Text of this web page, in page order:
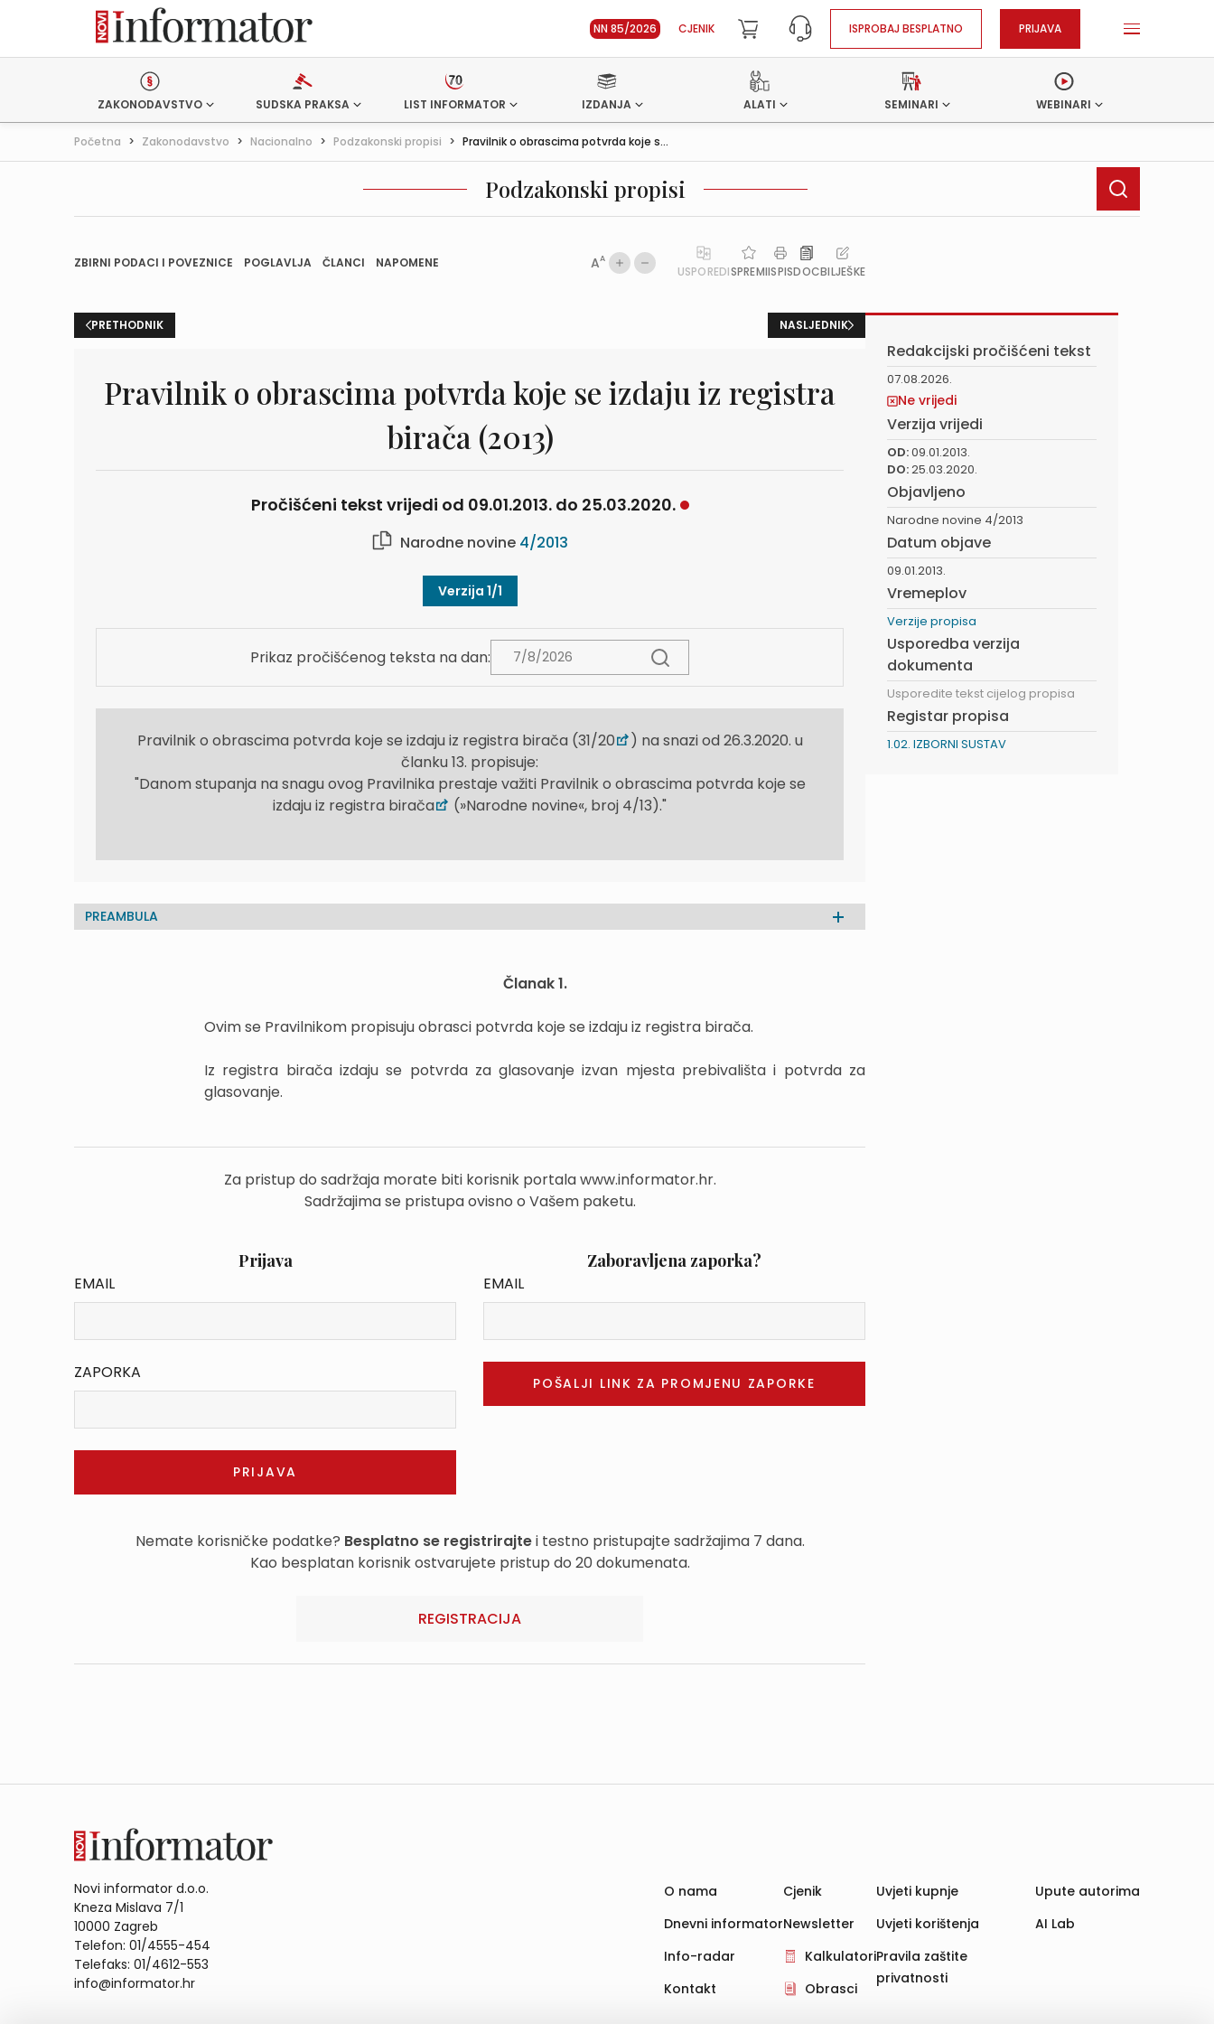
NN 85/2026 CJENIK ISPROBAJ BESPLATNO PRIJAVA
ZAKONODAVSTVO SUDSKA PRAKSA LIST INFORMATOR IZDANJA ALATI SEMINARI WEBINARI
Početna > Zakonodavstvo > Nacionalno > Podzakonski propisi > Pravilnik o obrascima potvrda koje s...
Podzakonski propisi
ZBIRNI PODACI I POVEZNICE POGLAVLJA ČLANCI NAPOMENE AA
USPOREDISPREMIISPISDOCBILJEŠKE
PRETHODNIK NASLJEDNIK
Pravilnik o obrascima potvrda koje se izdaju iz registra
birača (2013)
Pročišćeni tekst vrijedi od 09.01.2013. do 25.03.2020.
Narodne novine 4/2013
Verzija 1/1
Prikaz pročišćenog teksta na dan:
Pravilnik o obrascima potvrda koje se izdaju iz registra birača (31/20
) na snazi od 26.3.2020. u
članku 13. propisuje:
"Danom stupanja na snagu ovog Pravilnika prestaje važiti Pravilnik o obrascima potvrda koje se
izdaju iz registra birača
(»Narodne novine«, broj 4/13)."
PREAMBULA
Članak 1.
Ovim se Pravilnikom propisuju obrasci potvrda koje se izdaju iz registra birača.
Iz registra birača izdaju se potvrda za glasovanje izvan mjesta prebivališta i potvrda za
glasovanje.
Za pristup do sadržaja morate biti korisnik portala www.informator.hr.
Sadržajima se pristupa ovisno o Vašem paketu.
Prijava
EMAIL
ZAPORKA
Zaboravljena zaporka?
EMAIL
Nemate korisničke podatke? Besplatno se registrirajtei testno pristupajte sadržajima 7 dana.
Kao besplatan korisnik ostvarujete pristup do 20 dokumenata.
REGISTRACIJA
Redakcijski pročišćeni tekst
07.08.2026.
Ne vrijedi
Verzija vrijedi
OD:09.01.2013.
DO:25.03.2020.
Objavljeno
Narodne novine 4/2013
Datum objave
09.01.2013.
Vremeplov
Verzije propisa
Usporedba verzija
dokumenta
Usporedite tekst cijelog propisa
Registar propisa
1.02. IZBORNI SUSTAV
Novi informator d.o.o.
Kneza Mislava 7/1
10000 Zagreb
Telefon: 01/4555-454
Telefaks: 01/4612-553
info@informator.hr
O nama
Dnevni informator
Info-radar
Kontakt
Cjenik
Newsletter
Kalkulatori
Obrasci
Uvjeti kupnje
Uvjeti korištenja
Pravila zaštite
privatnosti
Upute autorima
AI Lab